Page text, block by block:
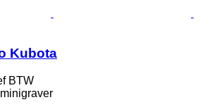
Kubota
BTW